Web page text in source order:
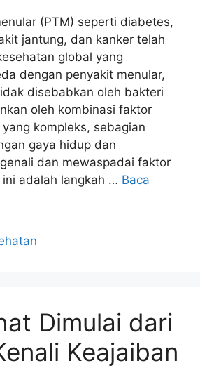
(PTM) seperti diabetes,
jantung, dan kanker telah
global yang
dengan penyakit menular,
disebabkan oleh bakteri
oleh kombinasi faktor
kompleks, sebagian
gaya hidup dan
dan mewaspadai faktor
adalah langkah … Baca
Dimulai dari
Keajaiban